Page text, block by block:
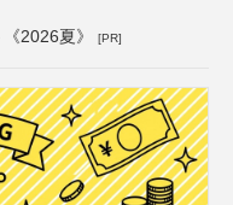
2026夏》 [PR]